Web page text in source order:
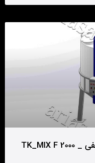
میکسر ۲۰۰۰ لیتری پلی اتیلن قیفی _ TK_MIX F 2000